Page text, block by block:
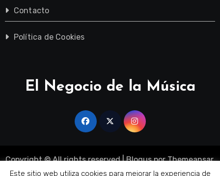
Contacto
Política de Cookies
El Negocio de la Música
Copyright © All rights reserved |BlogusporThemeansar.
Sobre Nosotros Quienes Somos Contacto
Este sitio web utiliza cookies para mejorar la experiencia de